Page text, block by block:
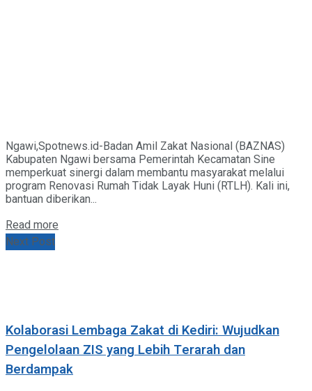
Ngawi,Spotnews.id-Badan Amil Zakat Nasional (BAZNAS)
Kabupaten Ngawi bersama Pemerintah Kecamatan Sine
memperkuat sinergi dalam membantu masyarakat melalui
program Renovasi Rumah Tidak Layak Huni (RTLH). Kali ini,
bantuan diberikan...
Read more
Next Post
Kolaborasi Lembaga Zakat di Kediri: Wujudkan
Pengelolaan ZIS yang Lebih Terarah dan
Berdampak